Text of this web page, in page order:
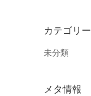
カテゴリー
未分類
メタ情報